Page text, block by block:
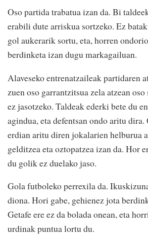
Oso partida trabatua izan da. Bi
erabili dute arriskua sortzeko. Ez
gol aukerarik sortu, eta, horren
berdinketa izan dugu markagailuan.
Alaveseko entrenatzaileak partidaren
zuen oso garrantzitsua zela atzean
ez jasotzeko. Taldeak ederki bete du
agindua, eta defentsan ondo aritu
erdian aritu diren jokalarien helburua
gelditzea eta oztopatzea izan da. Hor
du golik ez duelako jaso.
Gola futboleko perrexila da.
diona. Hori gabe, gehienez jota
Getafe ere ez da bolada onean, eta
urdinak puntua lortu du.